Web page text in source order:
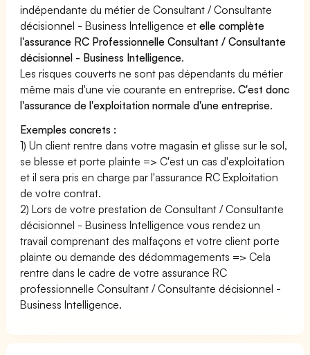
indépendante du métier de Consultant / Consultante
décisionnel - Business Intelligence etelle complète
l'assurance RC Professionnelle Consultant / Consultante
décisionnel - Business Intelligence.
Les risques couverts ne sont pas dépendants du métier
même mais d'une vie courante en entreprise.C'est donc
l'assurance de l'exploitation normale d'une entreprise.
Exemples concrets :
1) Un client rentre dans votre magasin et glisse sur le sol,
se blesse et porte plainte => C'est un cas d'exploitation
et il sera pris en charge par l'assurance RC Exploitation
de votre contrat.
2) Lors de votre prestation de Consultant / Consultante
décisionnel - Business Intelligence vous rendez un
travail comprenant des malfaçons et votre client porte
plainte ou demande des dédommagements => Cela
rentre dans le cadre de votre assurance RC
professionnelle Consultant / Consultante décisionnel -
Business Intelligence.